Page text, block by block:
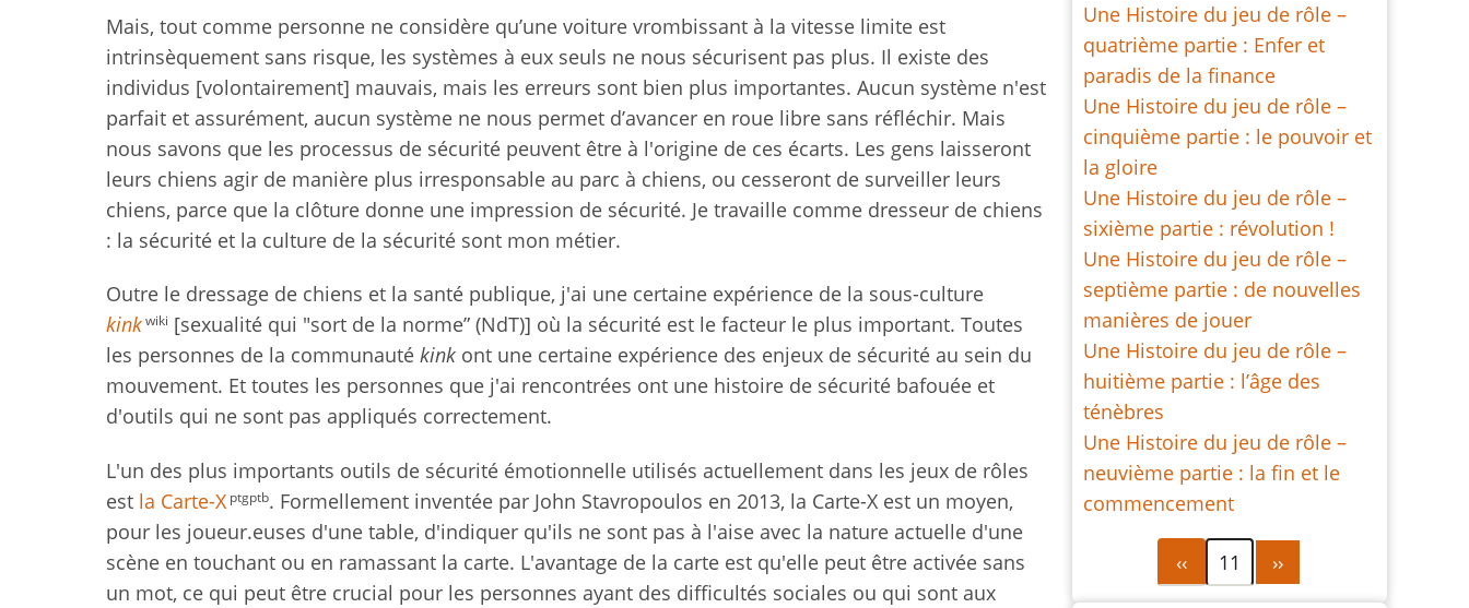
Mais, tout comme personne ne considère qu’une voiture vrombissant à la vitesse limite est
intrinsèquement sans risque, les systèmes à eux seuls ne nous sécurisent pas plus. Il existe des
individus [volontairement] mauvais, mais les erreurs sont bien plus importantes. Aucun système n'est
parfait et assurément, aucun système ne nous permet d’avancer en roue libre sans réfléchir. Mais
nous savons que les processus de sécurité peuvent être à l'origine de ces écarts. Les gens laisseront
leurs chiens agir de manière plus irresponsable au parc à chiens, ou cesseront de surveiller leurs
chiens, parce que la clôture donne une impression de sécurité. Je travaille comme dresseur de chiens
: la sécurité et la culture de la sécurité sont mon métier.
Outre le dressage de chiens et la santé publique, j'ai une certaine expérience de la sous-culture
kinkwiki [sexualité qui "sort de la norme” (NdT)] où la sécurité est le facteur le plus important. Toutes
les personnes de la communauté kink ont une certaine expérience des enjeux de sécurité au sein du
mouvement. Et toutes les personnes que j'ai rencontrées ont une histoire de sécurité bafouée et
d'outils qui ne sont pas appliqués correctement.
L'un des plus importants outils de sécurité émotionnelle utilisés actuellement dans les jeux de rôles
est la Carte-X ptgptb. Formellement inventée par John Stavropoulos en 2013, la Carte-X est un moyen,
pour les joueur.euses d'une table, d'indiquer qu'ils ne sont pas à l'aise avec la nature actuelle d'une
scène en touchant ou en ramassant la carte. L'avantage de la carte est qu'elle peut être activée sans
un mot, ce qui peut être crucial pour les personnes ayant des difficultés sociales ou qui sont aux
Une Histoire du jeu de rôle –
quatrième partie : Enfer et
paradis de la finance
Une Histoire du jeu de rôle –
cinquième partie : le pouvoir et
la gloire
Une Histoire du jeu de rôle –
sixième partie : révolution !
Une Histoire du jeu de rôle –
septième partie : de nouvelles
manières de jouer
Une Histoire du jeu de rôle –
huitième partie : l’âge des
ténèbres
Une Histoire du jeu de rôle –
neuvième partie : la fin et le
commencement
Pagination
Page
précédente
‹‹ 11
Page
suivante
››